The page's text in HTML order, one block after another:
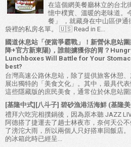
在這個網美餐廳林立的台北
憶中樸實、溫暖的老味道。
餐」 ，就藏身在中山區伊
袋裡的私房名單。 🇺🇸 Read in E...
國道休息站「便當爭霸戰」！新營休息站
降+官方新東陽)，誰能擄獲你的胃？
Lunchboxes Will Battle for Your
best?
台灣高速公路休息站，除了提供旅客休憩
展出獨特的「美食文化」。其中，最具代
這些隱藏版的庶民美食，通常位於休息站圍
[基隆中式][八斗子] 碧砂漁港活海鮮 (基隆
禮拜六吃完相撲鍋後，因為原本聽 JAZZ
阿德搭了捷運去了趟士林夜市，奈何天公
了滂沱大雨，所以兩個人只好搭車回飯店
的冰箱此時已經呈...